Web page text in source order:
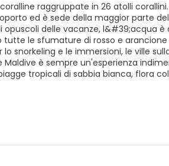
raggruppate in 26 atolli
ed è sede della maggior parte
delle vacanze, l&#39;acqua
le sfumature di rosso e
snorkeling e le immersioni, le ville
è sempre un'esperienza
tropicali di sabbia bianca, flora